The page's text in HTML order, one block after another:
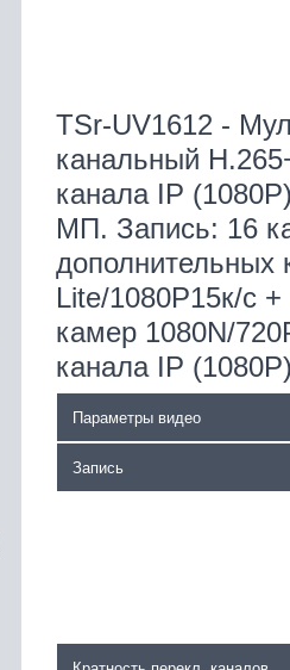
TSr-UV1612 -
канальный
канала IP
МП. Запись: 16
Lite/1080P15к/с
камер 1080N/
канала IP
Параметры видео
Запись